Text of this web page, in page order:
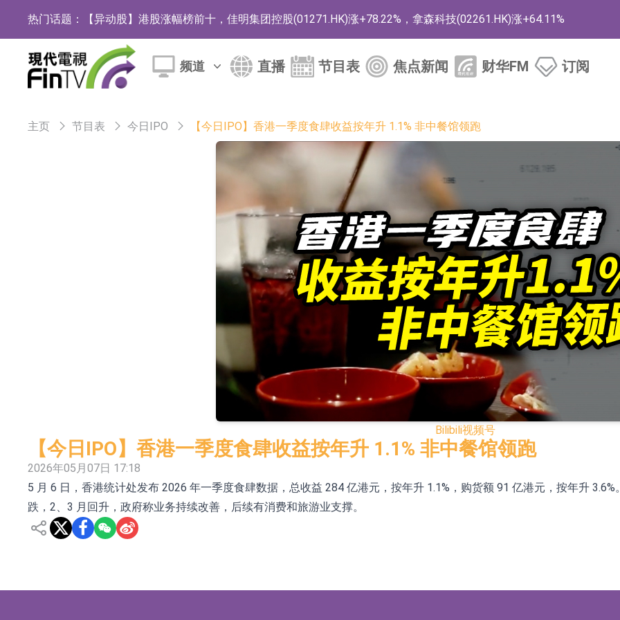
热门话题： 【异动股】港股涨幅榜前十，佳明集团控股(01271.HK)涨+78.22%，拿森科技(02261.HK)涨+64.11%
斯迪克：公司为国内折叠屏核心功能材料供应商
恒瑞医药：公司已在中国获批上市26款1类创新药、6款2类新药
上期所：7月份对11个实际控制关系账户组采取限制开仓的监管措施
特发服务：成功中标哔哩哔哩上海滨江总部物业服务项目
亚太股份：公司是零跑汽车和Stellantis集团的供应商
理工雷科面向边缘AI场景推出"山海"系列智算模组 系列产品基于国产CPU与GPU构建
【异动股】医疗研发外包板块拉升，博腾股份(300363.CN)涨20.02%
依米康：海外交付以东南亚、中东市场为主 并已取得欧美相关认证
上交所：财通多策略福鑫定期开放灵活配置混合型发起式证券投资基金临时停牌
上交所：景顺长城全球半导体芯片产业股票型证券投资基金临时停牌
【异动股】港股跌幅榜前十，卡森国际(00496.HK)跌22.40%，九福来(08611.HK)跌21.01%
【异动股】港股涨幅榜前十，拿森科技(02261.HK)涨+75.05%，辰兴发展(02286.HK)涨+64.91%
【异动股】焦炭Ⅲ板块下挫，陕西黑猫(601015.CN)跌8.38%
浙江证监局对财通证券股份有限公司采取出具警示函措施
山金国际：港股上市工作正常推进中
频道 直播 节目表 焦点新闻 财华FM 订阅
主页 节目表 今日IPO 【今日IPO】香港一季度食肆收益按年升 1.1% 非中餐馆领跑
Bilibili视频号
【今日IPO】香港一季度食肆收益按年升 1.1% 非中餐馆领跑
2026年05月07日 17:18
5 月 6 日，香港统计处发布 2026 年一季度食肆数据，总收益 284 亿港元，按年升 1.1%，购货额 91 亿港元，按年升
跌，2、3 月回升，政府称业务持续改善，后续有消费和旅游业支撑。